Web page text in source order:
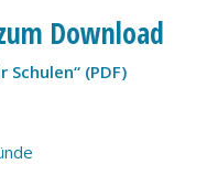
Download
(PDF)